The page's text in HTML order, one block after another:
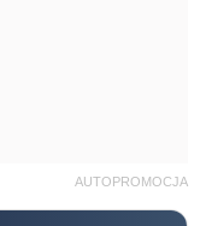
AUTOPROMOCJA